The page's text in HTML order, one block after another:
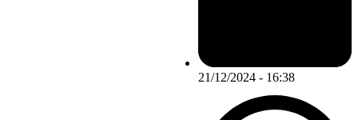
21/12/2024 - 16:38